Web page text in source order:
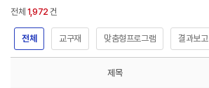
전체 1,972 건
전체 교구재 맞춤형프로그램 결과보고
제목